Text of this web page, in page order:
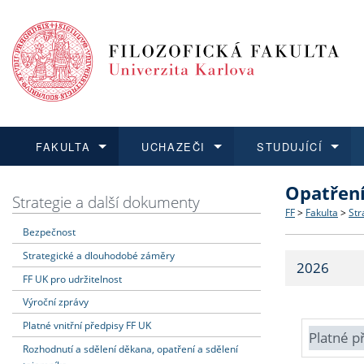
FAKULTA
Dozvědět se více
Struktura
Strategie
Fakultní
UCHAZEČI
Podat přihlášku
Co
Učitelské
STUDUJÍCÍ
Dozvědět se více
Dozvědět se více
O vědě a
Dozvědět se více
Aktuální
Strategie a další dokumenty
Bezpečnost
Strategické a dlouhodobé záměry
FF UK pro udržitelnost
Výroční zprávy
Platné vnitřní předpisy FF UK
Rozhodnutí a sdělení děkana, opatření a sdělení
FF > Fakulta >
2026
Platné